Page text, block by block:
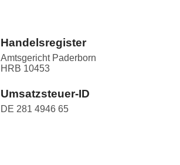
Handelsregister
Amtsgericht Paderborn
HRB 10453
Umsatzsteuer-ID
DE 281 4946 65